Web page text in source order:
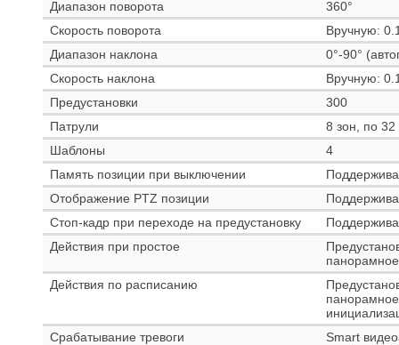
Диапазон поворота
360°
Скорость поворота
Вручную:
Диапазон наклона
0°-90°
Скорость наклона
Вручную:
Предустановки
300
Патрули
8 зон, по 32
Шаблоны
4
Память позиции при выключении
Отображение PTZ позиции
Стоп-кадр при переходе на предустановку
Действия при простое
Действия по расписанию
Срабатывание тревоги
Smart